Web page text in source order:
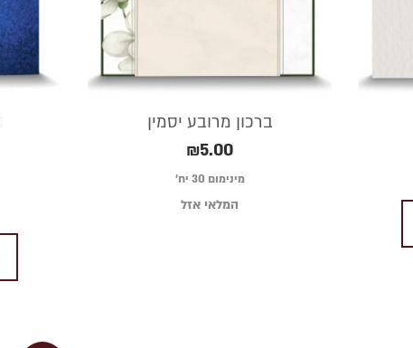
ברכון מרובע יסמין
₪5.00
מינימום 30 יח׳
המלאי אזל